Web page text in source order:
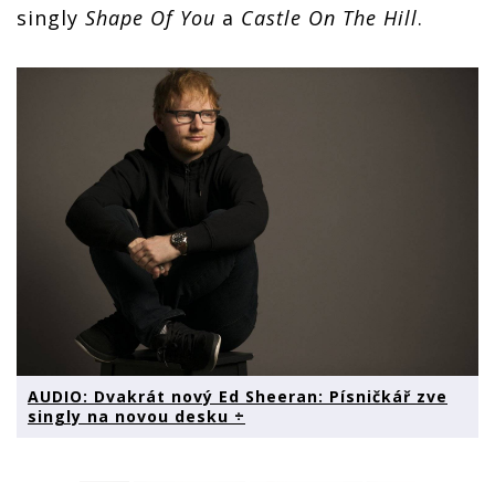
singly Shape Of You a Castle On The Hill.
AUDIO: Dvakrát nový Ed Sheeran: Písničkář zve
singly na novou desku ÷